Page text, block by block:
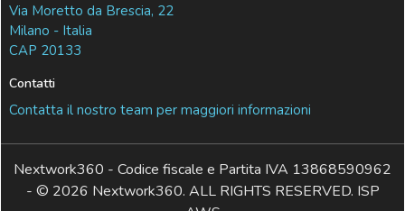
Via Moretto da Brescia, 22
Milano - Italia
CAP 20133
Contatti
Contatta il nostro team per maggiori informazioni
Nextwork360 - Codice fiscale e Partita IVA 13868590962
- © 2026 Nextwork360. ALL RIGHTS RESERVED. ISP